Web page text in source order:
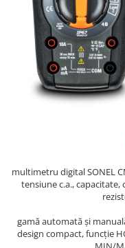
multimetru digital SONEL
tensiune c.a.,
gamă automată și
design compact, funcție